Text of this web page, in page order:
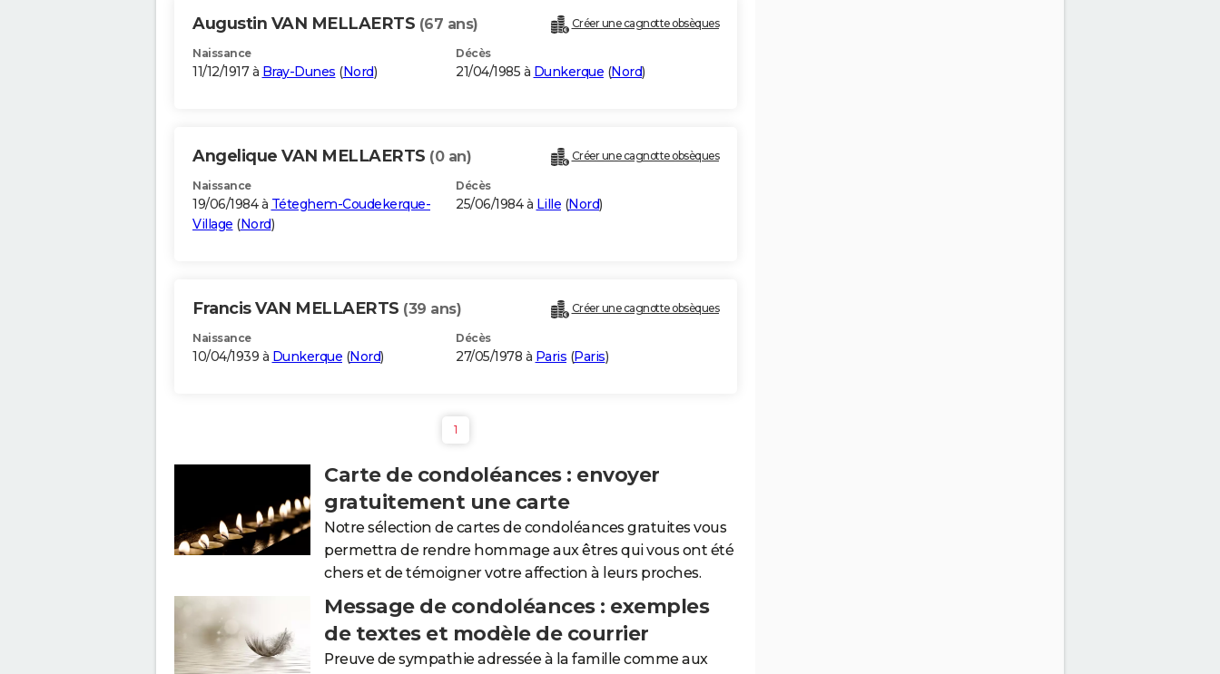
Augustin VAN MELLAERTS (67 ans) Créer une cagnotte obsèques
Naissance
11/12/1917 à Bray-Dunes (Nord)
Décès
21/04/1985 à Dunkerque (Nord)
Angelique VAN MELLAERTS (0 an) Créer une cagnotte obsèques
Naissance
19/06/1984 à Téteghem-Coudekerque-
Village (Nord)
Décès
25/06/1984 à Lille (Nord)
Francis VAN MELLAERTS (39 ans) Créer une cagnotte obsèques
Naissance
10/04/1939 à Dunkerque (Nord)
Décès
27/05/1978 à Paris (Paris)
1
Carte de condoléances : envoyer
gratuitement une carte
Notre sélection de cartes de condoléances gratuites vous
permettra de rendre hommage aux êtres qui vous ont été
chers et de témoigner votre affection à leurs proches.
Message de condoléances : exemples
de textes et modèle de courrier
Preuve de sympathie adressée à la famille comme aux